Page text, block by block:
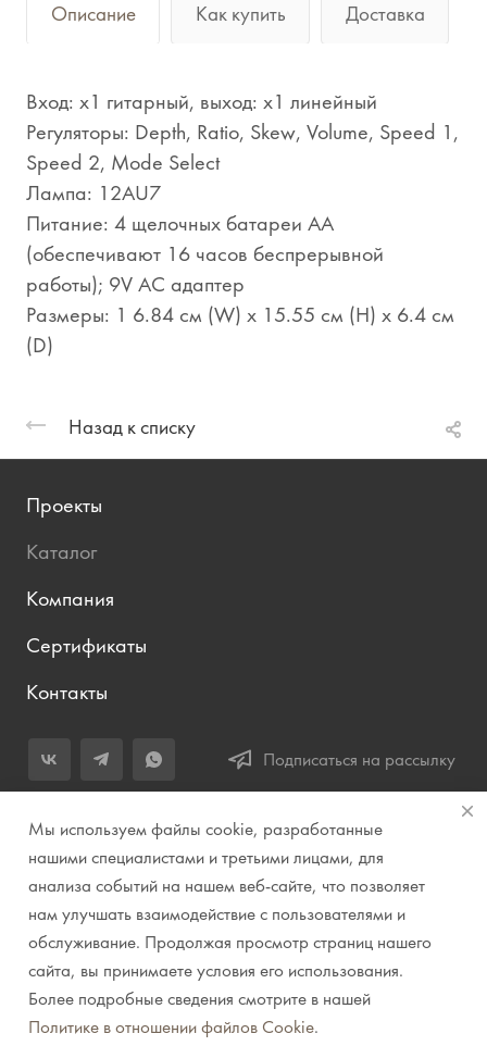
Описание Как купить Доставка
Вход: x1 гитарный, выход: x1 линейный
Регуляторы: Depth, Ratio, Skew, Volume, Speed 1,
Speed 2, Mode Select
Лампа: 12AU7
Питание: 4 щелочных батареи AA
(обеспечивают 16 часов беспрерывной
работы); 9V AC адаптер
Размеры: 1 6.84 см (W) x 15.55 см (H) x 6.4 см
(D)
Назад к списку
Проекты
Каталог
Компания
Сертификаты
Контакты
Подписаться на рассылку
+7 (343) 283-04-11
Заказать звонок
info@prirodazvuka.ru
620144, г. Екатеринбург, ул. Хохрякова, д. 98, салон 27, ТЦ
«Весенний», 2 этаж, Центральный вход с ул. Куйбышева
© 2007-2026 Компания "Природа звука" // Звук. Свет.
Видео. Комплексные решения. Музыкальные
Мы используем файлы cookie, разработанные
нашими специалистами и третьими лицами, для
анализа событий на нашем веб-сайте, что позволяет
нам улучшать взаимодействие с пользователями и
обслуживание. Продолжая просмотр страниц нашего
сайта, вы принимаете условия его использования.
Более подробные сведения смотрите в нашей
Политике в отношении файлов Cookie.